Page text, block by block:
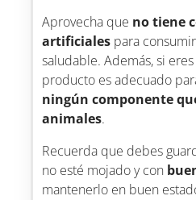
Aprovecha que no tiene
artificiales para
saludable. Además, si
producto es adecuado
ningún componente
animales.
Recuerda que debes
no esté mojado y con
mantenerlo en buen